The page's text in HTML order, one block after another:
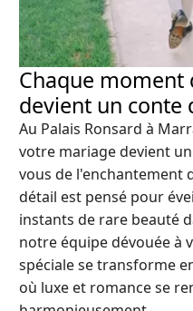
Chaque
devient un conte
Au Palais Ronsard à
votre mariage devient
vous de l'enchantement
détail est pensé pour
instants de rare beauté
notre équipe dévouée à
spéciale se transforme
où luxe et romance se